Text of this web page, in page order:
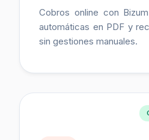
Cobros online con
automáticas en PDF y
sin gestiones manuales.